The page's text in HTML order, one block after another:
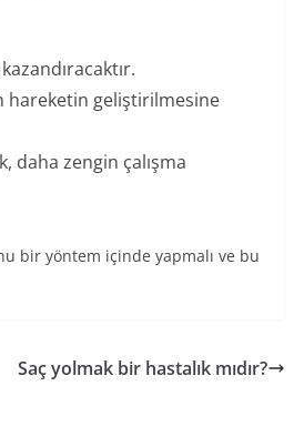
hareketin geliştirilmesine
daha zengin çalışma
bir yöntem içinde yapmalı ve bu
Saç yolmak bir hastalık mıdır?